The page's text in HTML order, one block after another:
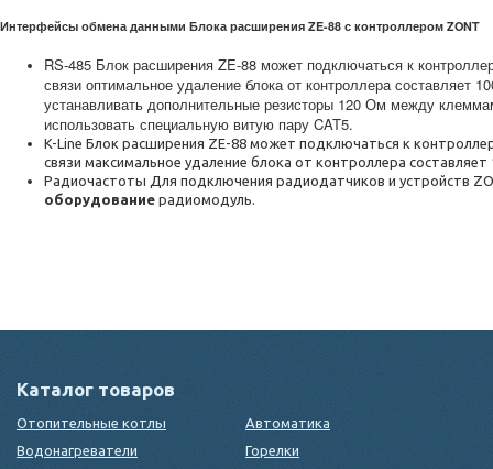
Интерфейсы обмена данными Блока расширения ZE-88 с контроллером ZONT
RS-485 Блок расширения ZE-88 может подключаться к
связи оптимальное удаление блока от контроллера составляет
устанавливать дополнительные резисторы 120 Ом между
использовать специальную витую пару CAT5.
K-Line Блок расширения ZE-88 может подключаться к
связи максимальное удаление блока от контроллера
Радиочастоты Для подключения радиодатчиков и устройств
оборудование радиомодуль.
Каталог товаров
Отопительные котлы
Автоматика
Водонагреватели
Горелки